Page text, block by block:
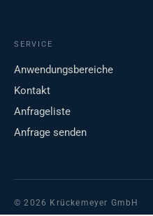
SERVICE
Anwendungsbereiche
Kontakt
Anfrageliste
Anfrage senden
© 2026 Krückemeyer GmbH